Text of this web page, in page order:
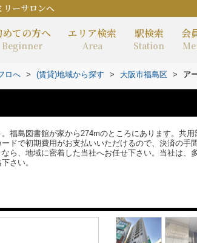
リーサロンへ
めての方へ
Beginner
エリア検索
Area
駅検索
Station
会
ロへ > (賃貸)地域から探す > 大阪市福島区 > ア
福島図書館が家から274mのところにあります。共
ドで初期費用がお支払いいただけるので、決済の手
ら、地域に密着した当社へお任せ下さい。当社は、
さい。